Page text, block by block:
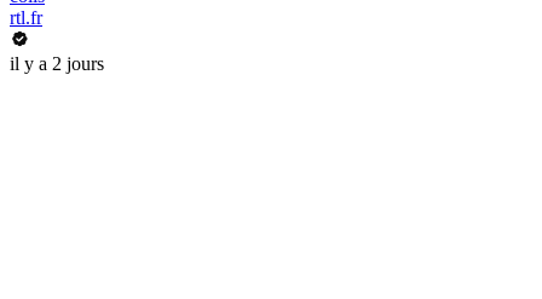
rtl.fr
il y a 2 jours